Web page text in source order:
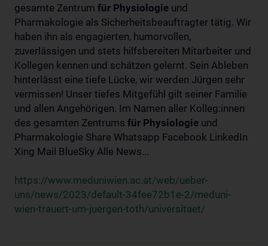
gesamte Zentrum für Physiologie und
Pharmakologie als Sicherheitsbeauftragter tätig. Wir
haben ihn als engagierten, humorvollen,
zuverlässigen und stets hilfsbereiten Mitarbeiter und
Kollegen kennen und schätzen gelernt. Sein Ableben
hinterlässt eine tiefe Lücke, wir werden Jürgen sehr
vermissen! Unser tiefes Mitgefühl gilt seiner Familie
und allen Angehörigen. Im Namen aller Kolleg:innen
des gesamten Zentrums für Physiologie und
Pharmakologie Share Whatsapp Facebook LinkedIn
Xing Mail BlueSky Alle News...
https://www.meduniwien.ac.at/web/ueber-
uns/news/2023/default-34fee72b1e-2/meduni-
wien-trauert-um-juergen-toth/universitaet/